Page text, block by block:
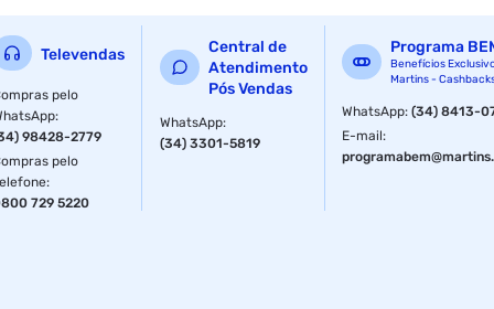
Televendas
pelo
:
98428-2779
pelo
:
729 5220
Central de
Atendimento
Pós Vendas
WhatsApp:
(34) 3301-5819
Programa
Benefícios
Martins -
WhatsApp:(34) 8413-
E-mail: